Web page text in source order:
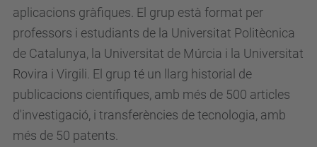
aplicacions gràfiques. El grup està format per
professors i estudiants de la Universitat Politècnica
de Catalunya, la Universitat de Múrcia i la Universitat
Rovira i Virgili. El grup té un llarg historial de
publicacions científiques, amb més de 500 articles
d'investigació, i transferències de tecnologia, amb
més de 50 patents.